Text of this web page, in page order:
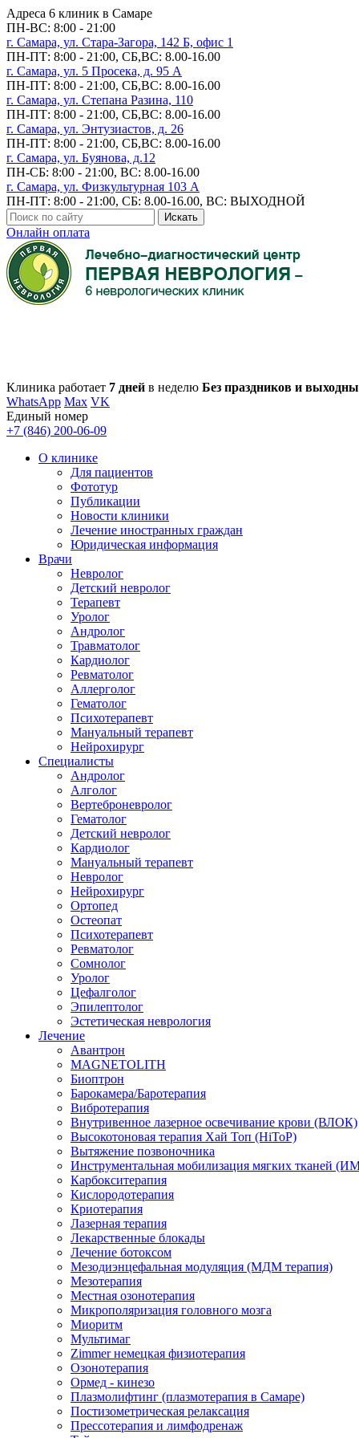
Адреса 6 клиник в Самаре
ПН-ВC: 8:00 - 21:00
г. Самара, ул. Стара-Загора, 142 Б, офис 1
ПН-ПТ: 8:00 - 21:00, СБ,ВС: 8.00-16.00
г. Самара, ул. 5 Просека, д. 95 А
ПН-ПТ: 8:00 - 21:00, СБ,ВС: 8.00-16.00
г. Самара, ул. Степана Разина, 110
ПН-ПТ: 8:00 - 21:00, СБ,ВС: 8.00-16.00
г. Самара, ул. Энтузиастов, д. 26
ПН-ПТ: 8:00 - 21:00, СБ,ВС: 8.00-16.00
г. Самара, ул. Буянова, д.12
ПН-СБ: 8:00 - 21:00, ВС: 8.00-16.00
г. Самара, ул. Физкультурная 103 А
ПН-ПТ: 8:00 - 21:00, СБ: 8.00-16.00, ВС: ВЫХОДНОЙ
Искать
Онлайн оплата
Клиника работает 7 дней в неделю Без праздников и
WhatsApp Max VK
Единый номер
+7 (846) 200-06-09
О клинике
Для пациентов
Фототур
Публикации
Новости клиники
Лечение иностранных граждан
Юридическая информация
Врачи
Невролог
Детский невролог
Терапевт
Уролог
Андролог
Травматолог
Кардиолог
Ревматолог
Аллерголог
Гематолог
Психотерапевт
Мануальный терапевт
Нейрохирург
Специалисты
Андролог
Алголог
Вертеброневролог
Гематолог
Детский невролог
Кардиолог
Мануальный терапевт
Невролог
Нейрохирург
Ортопед
Остеопат
Психотерапевт
Ревматолог
Сомнолог
Уролог
Цефалголог
Эпилептолог
Эстетическая неврология
Лечение
Авантрон
MAGNETOLITH
Биоптрон
Барокамера/Баротерапия
Вибротерапия
Внутривенное лазерное освечивание крови (ВЛОК)
Высокотоновая терапия Хай Топ (HiToP)
Вытяжение позвоночника
Инструментальная мобилизация мягких тканей
Карбокситерапия
Кислородотерапия
Криотерапия
Лазерная терапия
Лекарственные блокады
Лечение ботоксом
Мезодиэнцефальная модуляция (МДМ терапия)
Мезотерапия
Местная озонотерапия
Микрополяризация головного мозга
Миоритм
Мультимаг
Zimmer немецкая физиотерапия
Озонотерапия
Ормед - кинезо
Плазмолифтинг (плазмотерапия в Самаре)
Постизометрическая релаксация
Прессотерапия и лимфодренаж